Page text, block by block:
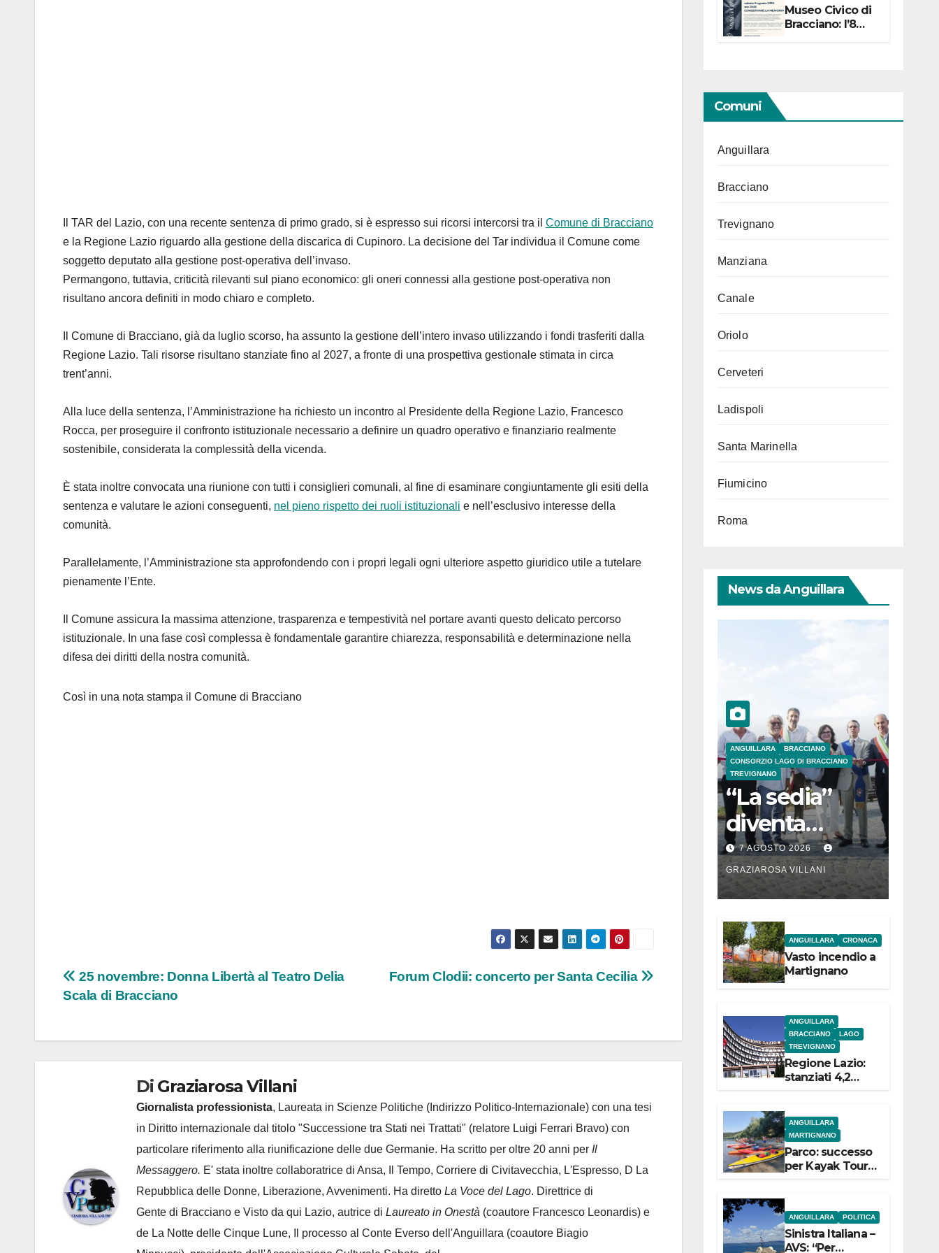
Il TAR del Lazio, con una recente sentenza di primo grado, si è espresso sui ricorsi intercorsi tra il Comune di Bracciano
e la Regione Lazio riguardo alla gestione della discarica di Cupinoro. La decisione del Tar individua il Comune come
soggetto deputato alla gestione post-operativa dell’invaso.
Permangono, tuttavia, criticità rilevanti sul piano economico: gli oneri connessi alla gestione post-operativa non
risultano ancora definiti in modo chiaro e completo.
Il Comune di Bracciano, già da luglio scorso, ha assunto la gestione dell’intero invaso utilizzando i fondi trasferiti dalla
Regione Lazio. Tali risorse risultano stanziate fino al 2027, a fronte di una prospettiva gestionale stimata in circa
trent’anni.
Alla luce della sentenza, l’Amministrazione ha richiesto un incontro al Presidente della Regione Lazio, Francesco
Rocca, per proseguire il confronto istituzionale necessario a definire un quadro operativo e finanziario realmente
sostenibile, considerata la complessità della vicenda.
È stata inoltre convocata una riunione con tutti i consiglieri comunali, al fine di esaminare congiuntamente gli esiti della
sentenza e valutare le azioni conseguenti, nel pieno rispetto dei ruoli istituzionali e nell’esclusivo interesse della
comunità.
Parallelamente, l’Amministrazione sta approfondendo con i propri legali ogni ulteriore aspetto giuridico utile a tutelare
pienamente l’Ente.
Il Comune assicura la massima attenzione, trasparenza e tempestività nel portare avanti questo delicato percorso
istituzionale. In una fase così complessa è fondamentale garantire chiarezza, responsabilità e determinazione nella
difesa dei diritti della nostra comunità.
Così in una nota stampa il Comune di Bracciano
Navigazione
Forum Clodii: concerto per Santa Cecilia
25 novembre: Donna Libertà al Teatro Delia
Scala di Bracciano
Di Graziarosa Villani
Giornalista professionista, Laureata in Scienze Politiche (Indirizzo Politico-Internazionale) con una tesi
in Diritto internazionale dal titolo "Successione tra Stati nei Trattati" (relatore Luigi Ferrari Bravo) con
particolare riferimento alla riunificazione delle due Germanie. Ha scritto per oltre 20 anni per Il
Messaggero. E' stata inoltre collaboratrice di Ansa, Il Tempo, Corriere di Civitavecchia, L'Espresso, D La
Repubblica delle Donne, Liberazione, Avvenimenti. Ha diretto La Voce del Lago. Direttrice di
Gente di Bracciano e Visto da qui Lazio, autrice di Laureato in Onestà (coautore Francesco Leonardis) e
de La Notte delle Cinque Lune, Il processo al Conte Everso dell'Anguillara (coautore Biagio
Museo Civico di
Bracciano: l’8
Comuni
Anguillara
Bracciano
Trevignano
Manziana
Canale
Oriolo
Cerveteri
Ladispoli
Santa Marinella
Fiumicino
Roma
News da Anguillara
ANGUILLARA
BRACCIANO
CONSORZIO LAGO DI BRACCIANO
TREVIGNANO
“La sedia”
diventa
Belvedere sul
lago di
Bracciano: ieri
l’inaugurazion
e
7 AGOSTO 2026
GRAZIAROSA VILLANI
ANGUILLARA CRONACA
Vasto incendio a
Martignano
ANGUILLARA
BRACCIANO
LAGO
TREVIGNANO
Regione Lazio:
stanziati 4,2
dell’Etruria
Meridionale
ANGUILLARA
MARTIGNANO
Parco: successo
per Kayak Tour a
ANGUILLARA POLITICA
Sinistra Italiana –
AVS: “Per